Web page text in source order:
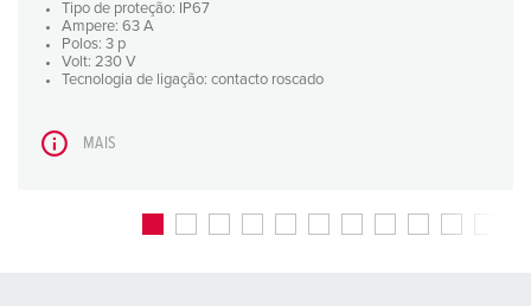
Tipo de proteção: IP67
Ampere: 63 A
Polos: 3 p
Volt: 230 V
Tecnologia de ligação: contacto roscado
MAIS